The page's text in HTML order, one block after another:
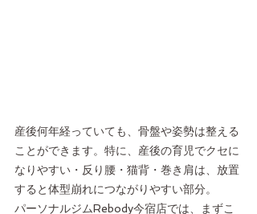
産後何年経っていても、骨盤や姿勢は整える
ことができます。特に、産後の育児でクセに
なりやすい・反り腰・猫背・巻き肩は、放置
すると体型崩れにつながりやすい部分。
パーソナルジムRebody今宿店では、まずこ